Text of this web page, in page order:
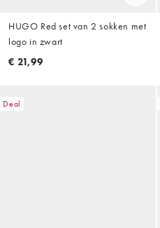
HUGO Red set van 2 sokken met
logo in zwart
€ 21,99
Deal